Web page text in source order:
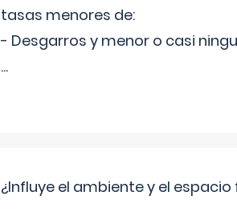
tasas menores de:
- Desgarros y menor o casi
...
¿Influye el ambiente y el